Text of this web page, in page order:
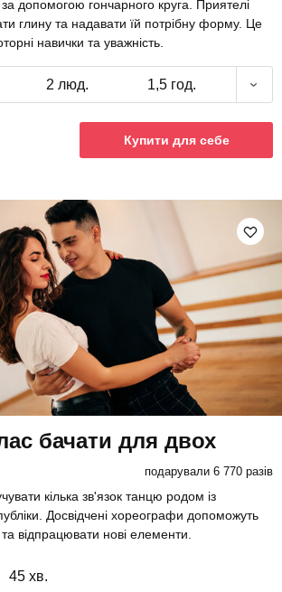
допомогою гончарного круга. Приятелі
глину та надавати їй потрібну форму. Це
навички та уважність.
2 люд. 1,5 год.
Купити для себе
бачати для двох
подарували 6 770 разів
кілька зв'язок танцю родом із
Досвідчені хореографи допоможуть
відпрацювати нові елементи.
45 хв.